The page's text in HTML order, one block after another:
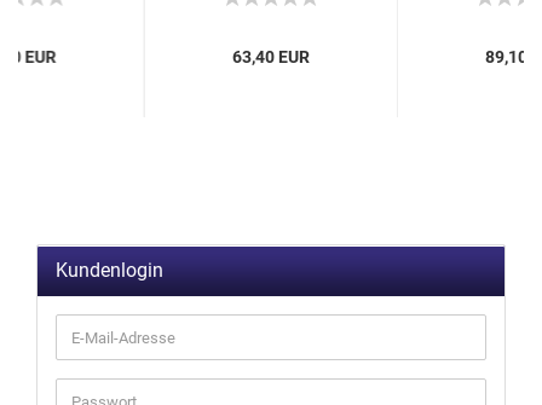
EUR 63,40 EUR 89,10
Kundenlogin